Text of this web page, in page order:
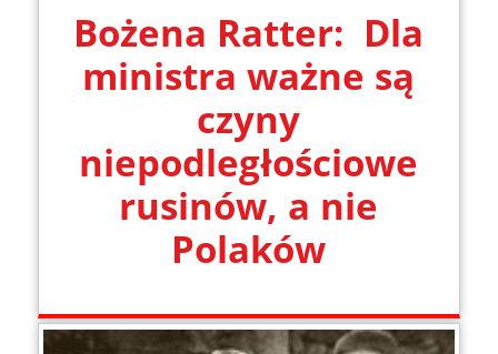
Bożena Ratter: Dla
ministra ważne są
czyny
niepodległościowe
rusinów, a nie
Polaków